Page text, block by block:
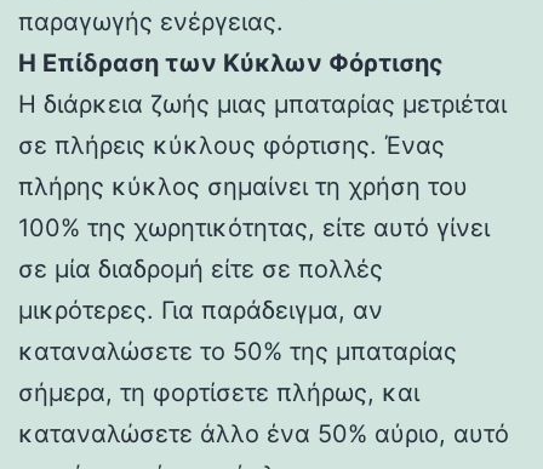
παραγωγής ενέργειας.
Η Επίδραση των Κύκλων Φόρτισης
Η διάρκεια ζωής μιας μπαταρίας μετριέται
σε πλήρεις κύκλους φόρτισης. Ένας
πλήρης κύκλος σημαίνει τη χρήση του
100% της χωρητικότητας, είτε αυτό γίνει
σε μία διαδρομή είτε σε πολλές
μικρότερες. Για παράδειγμα, αν
καταναλώσετε το 50% της μπαταρίας
σήμερα, τη φορτίσετε πλήρως, και
καταναλώσετε άλλο ένα 50% αύριο, αυτό